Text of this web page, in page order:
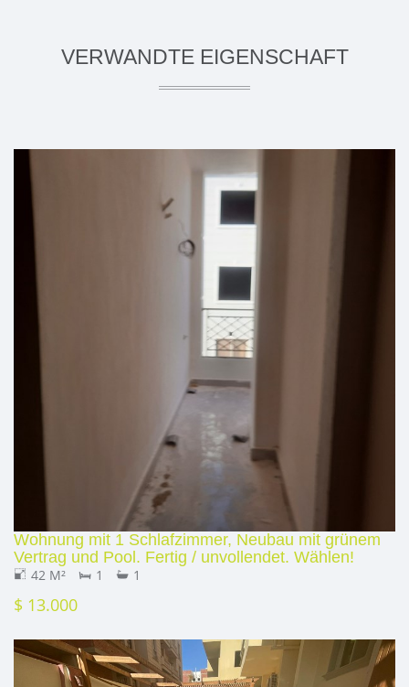
VERWANDTE EIGENSCHAFT
Wohnung mit 1 Schlafzimmer, Neubau mit grünem
Vertrag und Pool. Fertig / unvollendet. Wählen!
42 M² 1 1
$ 13.000